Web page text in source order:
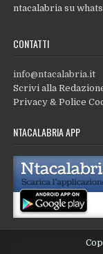
ntacalabria su
CONTATTI
info@ntacalabria.it
Scrivi alla
Privacy & Police
NTACALABRIA APP